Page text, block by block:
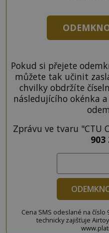
Pokud si přejete
můžete tak učinit
chvilky obdržíte
následujícího okénka
Zprávu ve tvaru "CTU
903
Cena SMS odeslané na číslo
technicky zajišťuje